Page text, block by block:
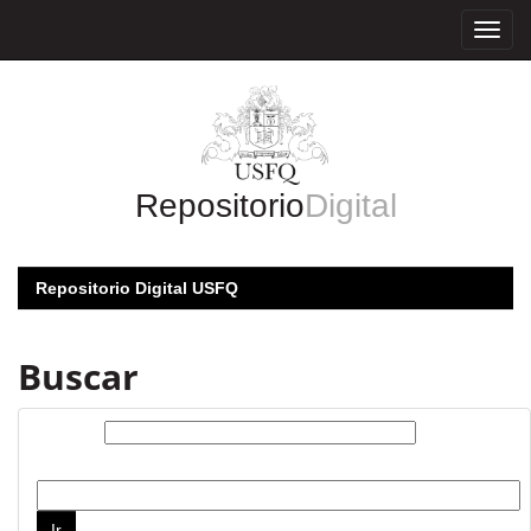
RepositorioDigital
Repositorio Digital USFQ
Buscar